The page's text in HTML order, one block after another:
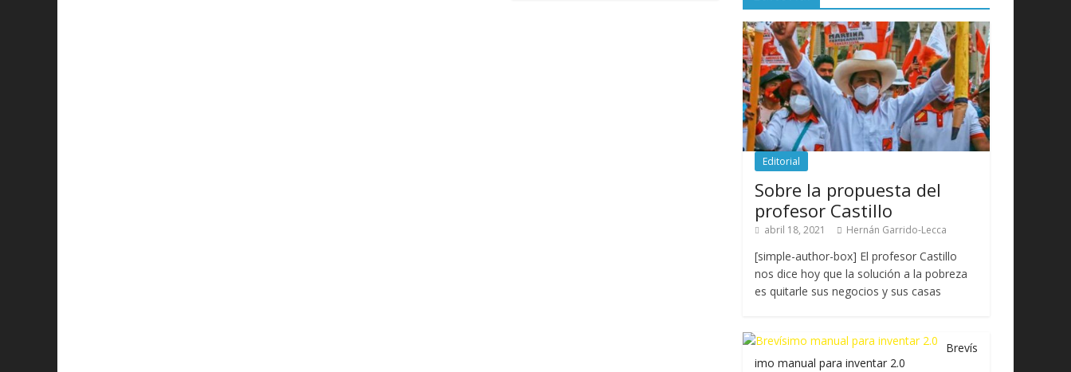
Editorial
Sobre la propuesta del
profesor Castillo
abril 18, 2021 Hernán Garrido-Lecca
[simple-author-box] El profesor Castillo
nos dice hoy que la solución a la pobreza
es quitarle sus negocios y sus casas
Brevís
imo manual para inventar 2.0